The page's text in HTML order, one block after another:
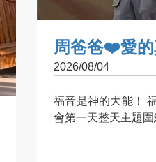
周爸爸❤️愛的
2026/08/04
福音是神的大能！
會第一天整天主題